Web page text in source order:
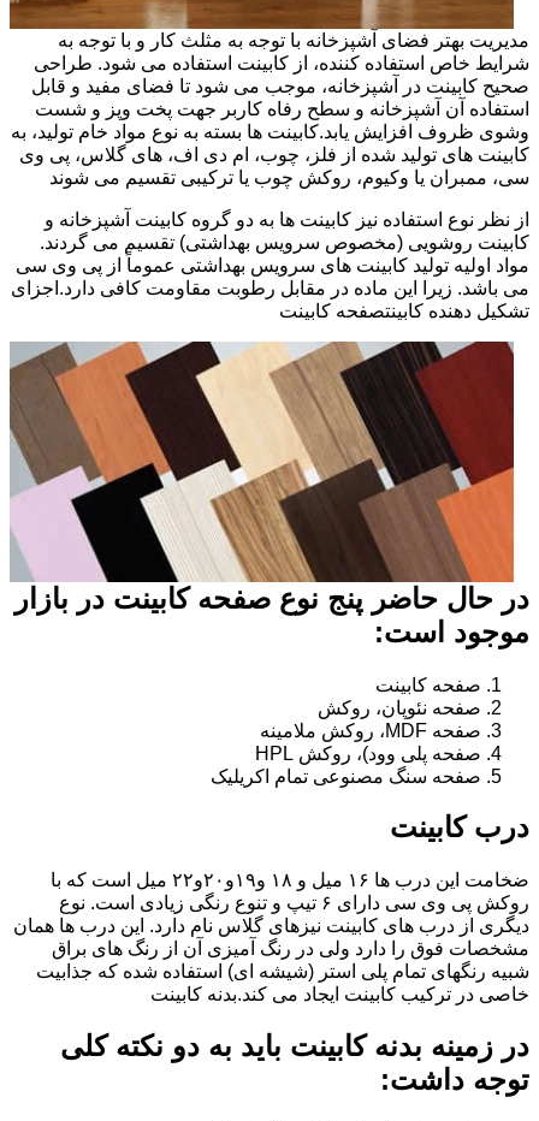
مدیریت بهتر فضای آشپزخانه با توجه به مثلث کار و با توجه به
شرایط خاص استفاده کننده، از کابینت استفاده می شود. طراحی
صحیح کابینت در آشپزخانه، موجب می شود تا فضای مفید و قابل
استفاده آن آشپزخانه و سطح رفاه کاربر جهت پخت وپز و شست
وشوی ظروف افزایش یابد.کابینت ها بسته به نوع مواد خام تولید، به
کابینت های تولید شده از فلز، چوب، ام دی اف، های گلاس، پی وی
سی، ممبران یا وکیوم، روکش چوب یا ترکیبی تقسیم می شوند
از نظر نوع استفاده نیز کابینت ها به دو گروه کابینت آشپزخانه و
کابینت روشویی (مخصوص سرویس بهداشتی) تقسیم می گردند.
مواد اولیه تولید کابینت های سرویس بهداشتی عموماً از پی وی سی
می باشد. زیرا این ماده در مقابل رطوبت مقاومت کافی دارد.اجزای
تشکیل دهنده کابینتصفحه کابینت
در حال حاضر پنج نوع صفحه کابینت در بازار
موجود است:
صفحه کابینت
صفحه نئوپان، روکش
صفحه MDF، روکش ملامینه
صفحه پلی وود)، روکش HPL
صفحه سنگ مصنوعی تمام اکریلیک
درب کابینت
ضخامت این درب ها ۱۶ میل و ۱۸ و١٩و٢٠و٢٢ میل است که با
روکش پی وی سی دارای ۶ تیپ و تنوع رنگی زیادی است. نوع
دیگری از درب های کابینت نیزهای گلاس نام دارد. این درب ها همان
مشخصات فوق را دارد ولی در رنگ آمیزی آن از رنگ های براق
شبیه رنگهای تمام پلی استر (شیشه ای) استفاده شده که جذابیت
خاصی در ترکیب کابینت ایجاد می کند.بدنه کابینت
در زمینه بدنه کابینت باید به دو نکته کلی
توجه داشت: